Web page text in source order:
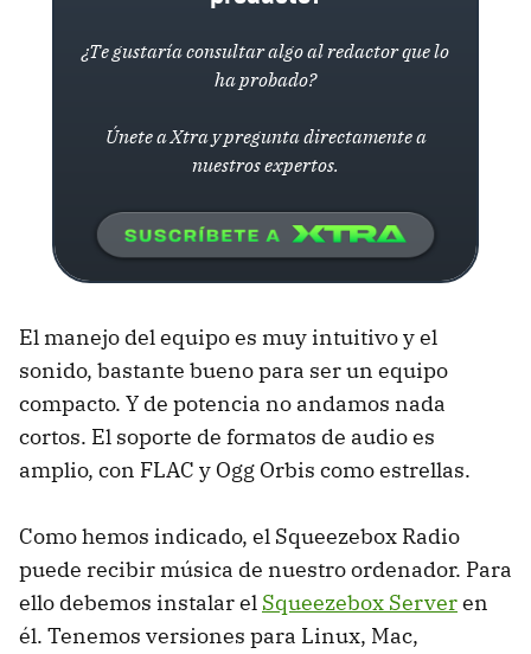
¿Te gustaría consultar algo al redactor que lo
ha probado?
Únete a Xtra y pregunta directamente a
nuestros expertos.
El manejo del equipo es muy intuitivo y el
sonido, bastante bueno para ser un equipo
compacto. Y de potencia no andamos nada
cortos. El soporte de formatos de audio es
amplio, con FLAC y Ogg Orbis como estrellas.
Como hemos indicado, el Squeezebox Radio
puede recibir música de nuestro ordenador. Para
ello debemos instalar el Squeezebox Serveren
él. Tenemos versiones para Linux, Mac,